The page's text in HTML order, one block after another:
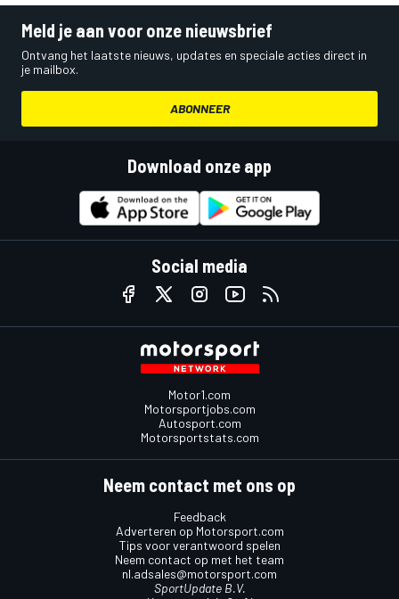
Meld je aan voor onze nieuwsbrief
Ontvang het laatste nieuws, updates en speciale acties direct in
je mailbox.
ABONNEER
Download onze app
Social media
Motor1.com
Motorsportjobs.com
Autosport.com
Motorsportstats.com
Neem contact met ons op
Feedback
Adverteren op Motorsport.com
Tips voor verantwoord spelen
Neem contact op met het team
nl.adsales@motorsport.com
SportUpdate B.V.